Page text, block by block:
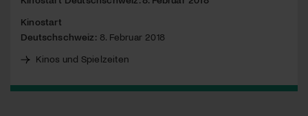
Kinostart
Deutschschweiz: 8. Februar 2018
Kinos und Spielzeiten